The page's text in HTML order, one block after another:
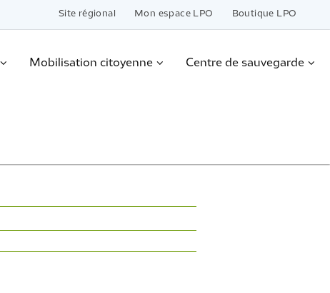
Site régional Mon espace LPO Boutique LPO
Mobilisation citoyenne Centre de sauvegarde